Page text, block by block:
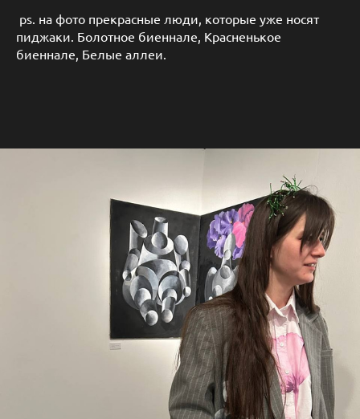
ps. на фото прекрасные люди, которые уже носят
пиджаки. Болотное биеннале, Красненькое
биеннале, Белые аллеи.